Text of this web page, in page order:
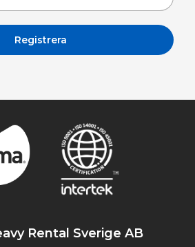
Rental Sverige AB